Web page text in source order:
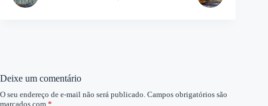
Deixe um comentário
O seu endereço de e-mail não será publicado. Campos obrigatórios são
marcados com *